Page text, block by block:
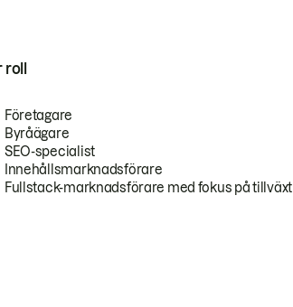
roll
Företagare
Byråägare
SEO-specialist
Innehållsmarknadsförare
Fullstack-marknadsförare med fokus på tillväxt